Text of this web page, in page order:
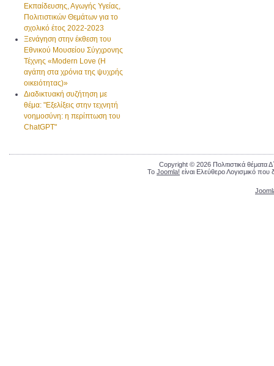
Εκπαίδευσης, Αγωγής Υγείας,
Πολιτιστικών Θεμάτων για το
σχολικό έτος 2022-2023
Ξενάγηση στην έκθεση του
Εθνικού Μουσείου Σύγχρονης
Τέχνης «Modern Love (H
αγάπη στα χρόνια της ψυχρής
οικειότητας)»
Διαδικτυακή συζήτηση με
θέμα: "Εξελίξεις στην τεχνητή
νοημοσύνη: η περίπτωση του
ChatGPT"
Copyright © 2026 Πολιτιστικά θέματα
Το Joomla! είναι Ελεύθερο Λογισμικό που